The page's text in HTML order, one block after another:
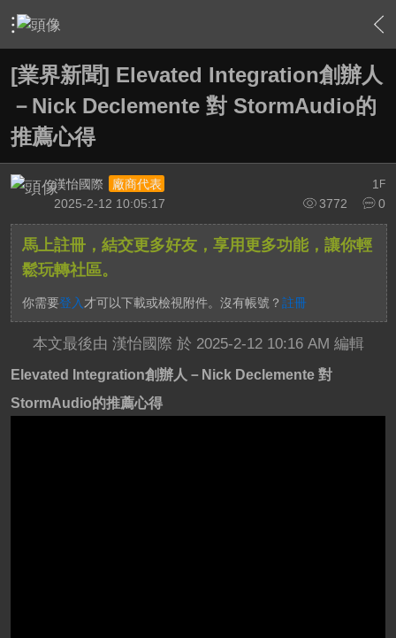
› 家庭劇院 › 擴大機討論區 › 內容
[業界新聞] Elevated Integration創辦人
－Nick Declemente 對 StormAudio的
推薦心得
1 F
漢怡國際
廠商代表
3772
0
2025-2-12 10:05:17
馬上註冊，結交更多好友，享用更多功能，讓你輕
鬆玩轉社區。
你需要登入 才可以下載或檢視附件。沒有帳號？ 註冊
本文最後由 漢怡國際 於 2025-2-12 10:16 AM 編輯
Elevated Integration創辦人－Nick Declemente 對
StormAudio的推薦心得